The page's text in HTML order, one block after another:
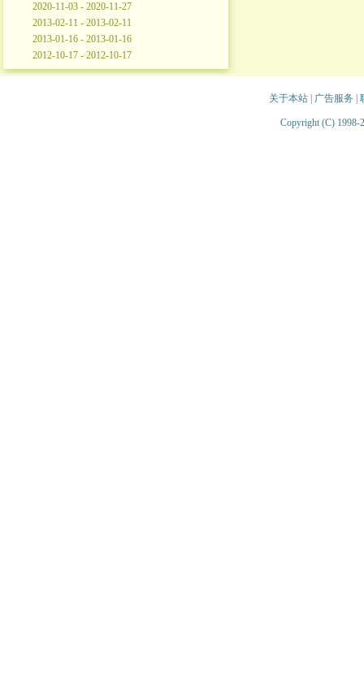
2020-11-03 - 2020-11-27
2013-02-11 - 2013-02-11
2013-01-16 - 2013-01-16
2012-10-17 - 2012-10-17
关于本站| 广告服务
Copyright (C) 1998-